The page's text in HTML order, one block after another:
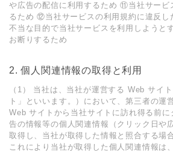
や広告の配信に利⽤するため ⑪当社サービ
るため ⑫当社サービスの利⽤規約に違反し
不当な⽬的で当社サービスを利⽤しようと
お断りするため
2. 個⼈関連情報の取得と利⽤
（1） 当社は、当社が運営する Web サイ
ト」といいます。）において、第三者の運
Web サイトから当社サイトに訪れ得る前に
告の情報等の個⼈関連情報（クリック⽇や
取得し、当社が取得した情報と照合する場
これにより当社が取得した個⼈関連情報は